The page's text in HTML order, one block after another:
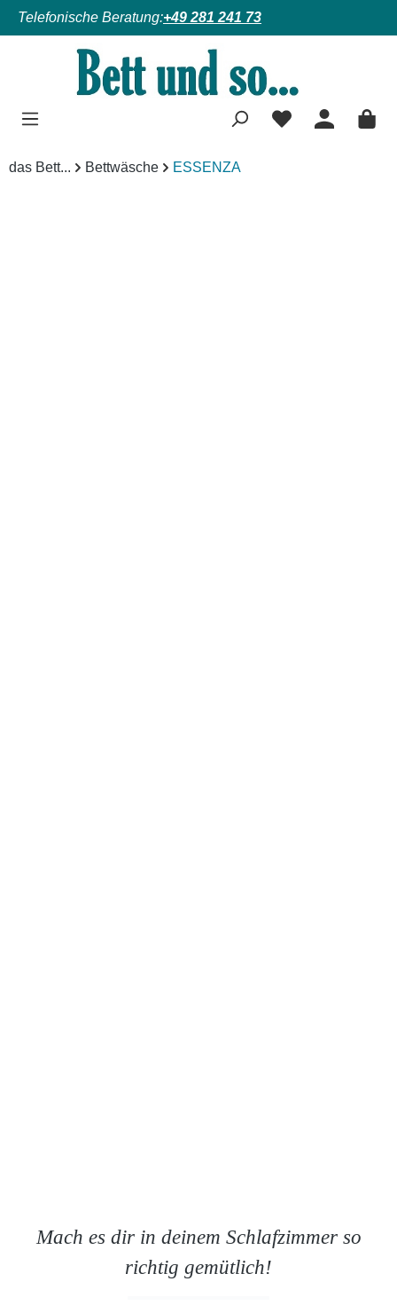
Zum Hauptinhalt springen
Telefonische Beratung:+49 281 241 73
das Bett... Bettwäsche ESSENZA
Mach es dir in deinem Schlafzimmer so
richtig gemütlich!